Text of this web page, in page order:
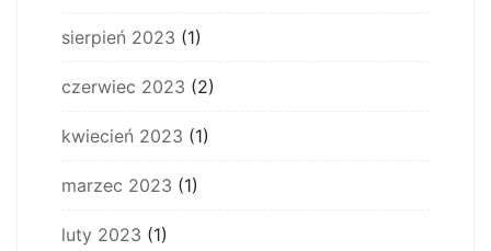
sierpień 2023 (1)
czerwiec 2023 (2)
kwiecień 2023 (1)
marzec 2023 (1)
luty 2023 (1)